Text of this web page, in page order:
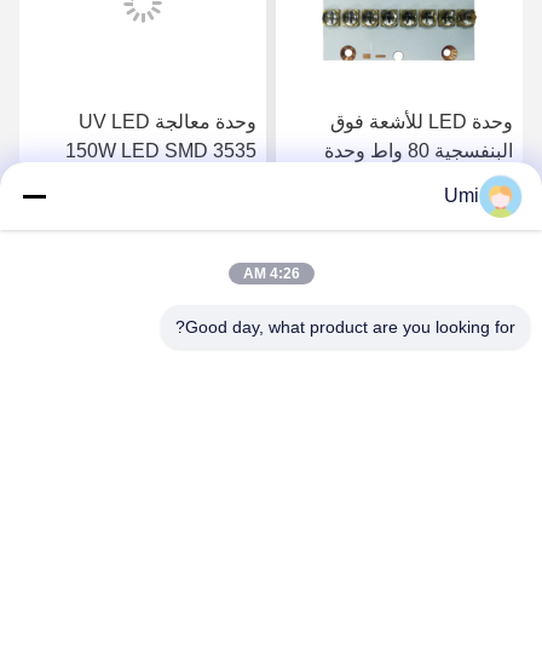
وحدة LED للأشعة فوق
البنفسجية 80 واط وحدة
البنفسجية حبر علاج طباعة
صناعات الكوارتز عدسة
احصل على افضل سعر
وحدة معالجة UV LED
150W LED SMD 3535
احصل على افضل سعر
Umi
4:26 AM
Good day, what product are you looking for?